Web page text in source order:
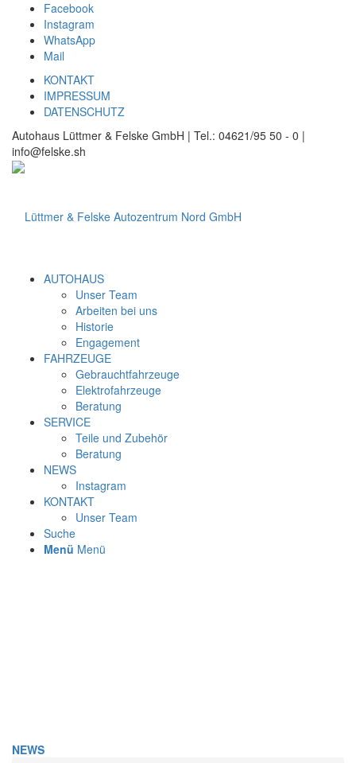
Facebook
Instagram
WhatsApp
Mail
KONTAKT
IMPRESSUM
DATENSCHUTZ
Autohaus Lüttmer & Felske GmbH | Tel.: 04621/95 50 - 0 |
info@felske.sh
AUTOHAUS
Unser Team
Arbeiten bei uns
Historie
Engagement
FAHRZEUGE
Gebrauchtfahrzeuge
Elektrofahrzeuge
Beratung
SERVICE
Teile und Zubehör
Beratung
NEWS
Instagram
KONTAKT
Unser Team
Suche
Menü Menü
NEWS